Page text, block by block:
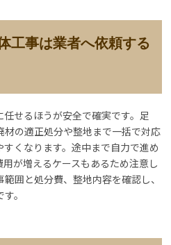
工事は業者へ依頼する
せるほうが安全で確実です。足
の適正処分や整地まで一括で対応
くなります。途中まで自力で進め
が増えるケースもあるため注意し
囲と処分費、整地内容を確認し、
。